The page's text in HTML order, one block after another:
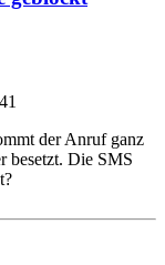
der Anruf ganz
besetzt. Die SMS